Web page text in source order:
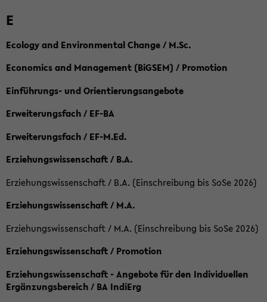
E
Ecology and Environmental Change / M.Sc.
Economics and Management (BiGSEM) / Promotion
Einführungs- und Orientierungsangebote
Erweiterungsfach / EF-BA
Erweiterungsfach / EF-M.Ed.
Erziehungswissenschaft / B.A.
Erziehungswissenschaft / B.A. (Einschreibung bis SoSe 2026)
Erziehungswissenschaft / M.A.
Erziehungswissenschaft / M.A. (Einschreibung bis SoSe 2026)
Erziehungswissenschaft / Promotion
Erziehungswissenschaft - Angebote für den Individuellen
Ergänzungsbereich / BA IndiErg